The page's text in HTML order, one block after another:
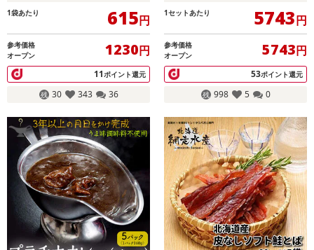
1袋あたり 615円
参考価格
オープン
1230円
11ポイント還元
30 343 36
1セットあたり 5743円
参考価格
オープン
5743円
53ポイント還元
998 5 0